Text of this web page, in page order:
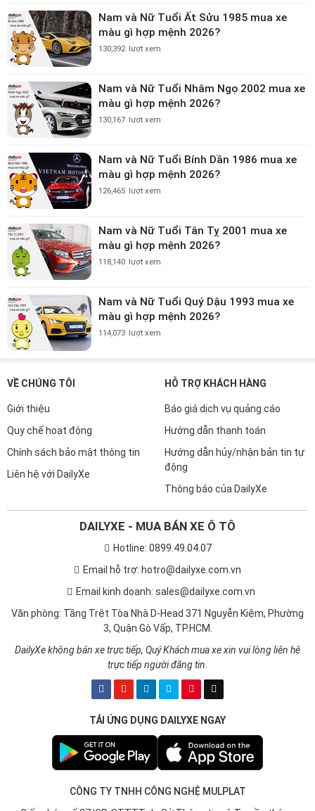
Nam và Nữ Tuổi Ất Sửu 1985 mua xe
màu gì hợp mệnh 2026?
130,392 lượt xem
Nam và Nữ Tuổi Nhâm Ngọ 2002 mua xe
màu gì hợp mệnh 2026?
130,167 lượt xem
Nam và Nữ Tuổi Bính Dần 1986 mua xe
màu gì hợp mệnh 2026?
126,465 lượt xem
Nam và Nữ Tuổi Tân Tỵ 2001 mua xe
màu gì hợp mệnh 2026?
118,140 lượt xem
Nam và Nữ Tuổi Quý Dậu 1993 mua xe
màu gì hợp mệnh 2026?
114,073 lượt xem
VỀ CHÚNG TÔI
Giới thiệu
Quy chế hoạt động
Chính sách bảo mật thông tin
Liên hệ với DailyXe
HỖ TRỢ KHÁCH HÀNG
Báo giá dịch vụ quảng cáo
Hướng dẫn thanh toán
Hướng dẫn hủy/nhận bản tin tự
động
Thông báo của DailyXe
DAILYXE - MUA BÁN XE Ô TÔ
Hotline: 0899.49.04.07
Email hỗ trợ: hotro@dailyxe.com.vn
Email kinh doanh: sales@dailyxe.com.vn
Văn phòng: Tầng Trệt Tòa Nhà D-Head 371 Nguyễn Kiệm, Phường
3, Quận Gò Vấp, TP.HCM.
DailyXe không bán xe trực tiếp, Quý Khách mua xe xin vui lòng liên hệ
trực tiếp người đăng tin.
TẢI ỨNG DỤNG DAILYXE NGAY
CÔNG TY TNHH CÔNG NGHỆ MULPLAT